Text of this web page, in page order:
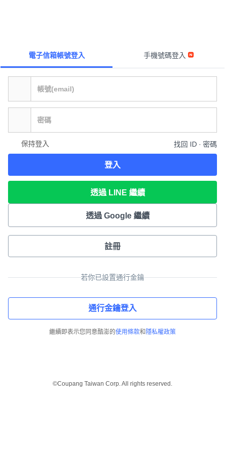
電子信箱帳號登入 手機號碼登入
保持登入 找回 ID ∙ 密碼
登入
透過 LINE 繼續
透過 Google 繼續
註冊
若你已設置通行金鑰
通行金鑰登入
繼續即表示您同意酷澎的使用條款和 隱私權政策
©Coupang Taiwan Corp. All rights reserved.